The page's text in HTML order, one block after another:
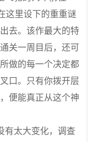
这里设下的重重谜
去。该作最大的特
关一周目后，还可
做的每一个决定都
口。只有你拨开层
便能真正从这个神
有太大变化，调查